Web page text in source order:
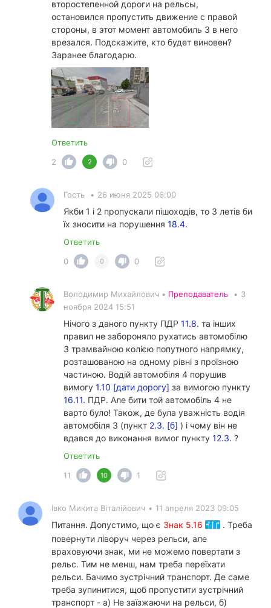
второстепенной дороги на рельсы,
остановился пропустить движение с правой
стороны, в этот момент автомобиль 3 в него
врезался. Подскажите, кто будет виновен?
Заранее благодарю.
Ответить
2
2 0
Гость • 26 июня 2025 06:00
Якби 1 і 2 пропускали пішоходів, то 3 летів би
їх зносити на порушення 18.4.
Ответить
0
0 0
Володимир Михайлович • Преподаватель • 3
ноября 2024 15:51
Нічого з даного пункту ПДР 11.8. та інших
правил не забороняло рухатись автомобілю
3 трамвайною колією попутного напрямку,
розташованою на одному рівні з проїзною
частиною. Водій автомобіля 4 порушив
вимогу 1.10 [дати дорогу] за вимогою пункту
16.11. ПДР. Але бити той автомобіль 4 не
варто було! Також, де була уважність водія
автомобіля 3 (пункт 2.3. [б] ) і чому він не
вдався до виконання вимог пункту 12.3. ?
Ответить
11
10 1
Івко Микита Віталійович • 11 апреля 2023 09:05
Питання. Допустимо, що є Знак 5.16
. Треба
повернути ліворуч через рельси, але
враховуючи знак, ми не можемо повертати з
рельс. Тим не менш, нам треба переїхати
рельси. Бачимо зустрічний транспорт. Де саме
треба зупинитися, щоб пропустити зустрічний
транспорт - а) Не заїзжаючи на рельси, б)